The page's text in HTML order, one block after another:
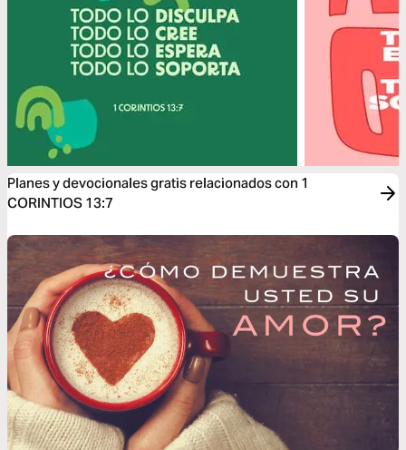
Planes y devocionales gratis relacionados con 1
CORINTIOS 13:7